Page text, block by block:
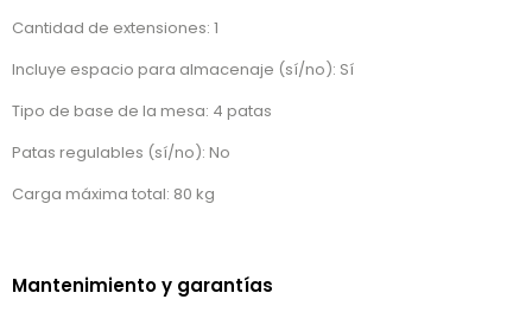
Cantidad de extensiones: 1
Incluye espacio para almacenaje (sí/no): Sí
Tipo de base de la mesa: 4 patas
Patas regulables (sí/no): No
Carga máxima total: 80 kg
Mantenimiento y garantías